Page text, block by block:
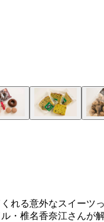
くれる意外なスイー
・椎名香奈江さんが